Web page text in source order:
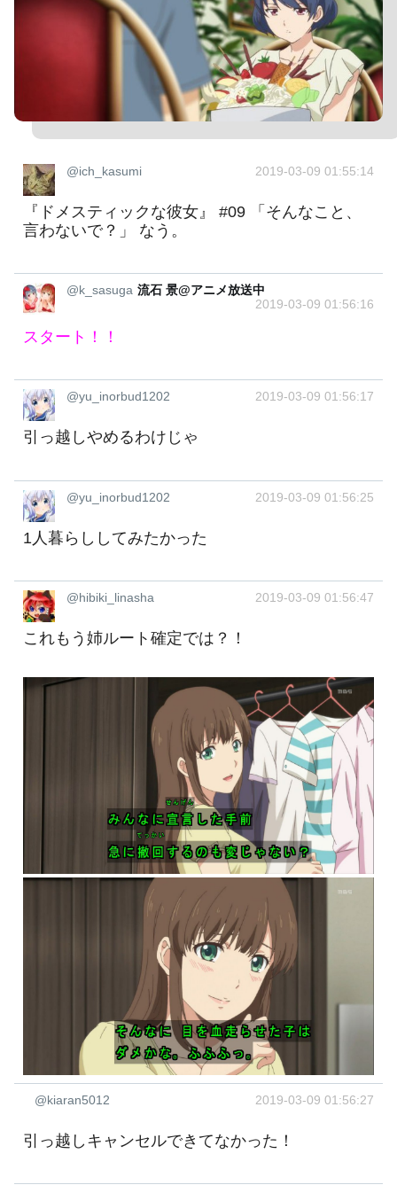
@ich_kasumi 2019-03-09 01:55:14
『ドメスティックな彼女』 #09 「そんなこと、
言わないで？」 なう。
@k_sasuga 流石 景@アニメ放送中
2019-03-09 01:56:16
スタート！！
@yu_inorbud1202 2019-03-09 01:56:17
引っ越しやめるわけじゃ
@yu_inorbud1202 2019-03-09 01:56:25
1人暮らししてみたかった
@hibiki_linasha 2019-03-09 01:56:47
これもう姉ルート確定では？！
@kiaran5012 2019-03-09 01:56:27
引っ越しキャンセルできてなかった！